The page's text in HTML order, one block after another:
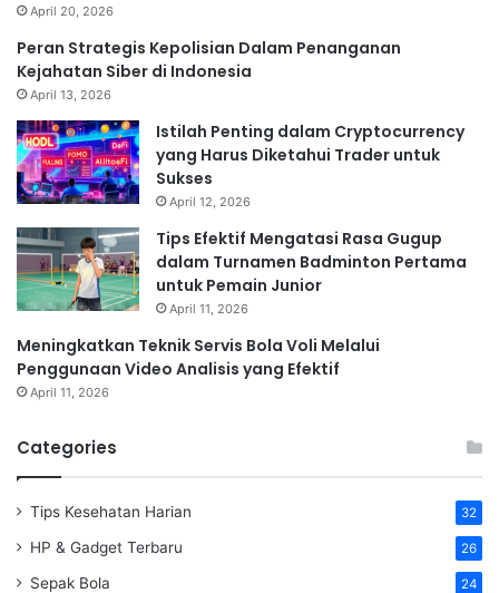
April 20, 2026
Peran Strategis Kepolisian Dalam Penanganan
Kejahatan Siber di Indonesia
April 13, 2026
Istilah Penting dalam Cryptocurrency
yang Harus Diketahui Trader untuk
Sukses
April 12, 2026
Tips Efektif Mengatasi Rasa Gugup
dalam Turnamen Badminton Pertama
untuk Pemain Junior
April 11, 2026
Meningkatkan Teknik Servis Bola Voli Melalui
Penggunaan Video Analisis yang Efektif
April 11, 2026
Categories
Tips Kesehatan Harian 32
HP & Gadget Terbaru 26
Sepak Bola 24